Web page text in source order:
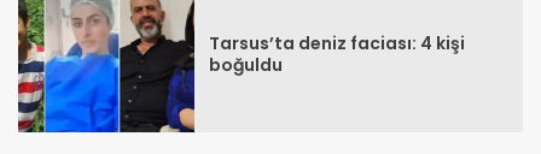
Tarsus’ta deniz faciası: 4 kişi
boğuldu